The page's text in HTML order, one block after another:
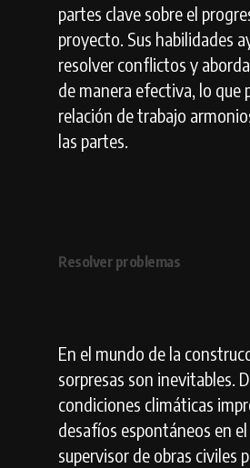
partes clave sobre el
proyecto. Sus habilidades
resolver conflictos y
de manera efectiva, lo que
relación de trabajo
las partes.
Resolver problemas
En el mundo de la
sorpresas son inevitables.
condiciones climáticas
desafíos espontáneos en
supervisor de obras civiles